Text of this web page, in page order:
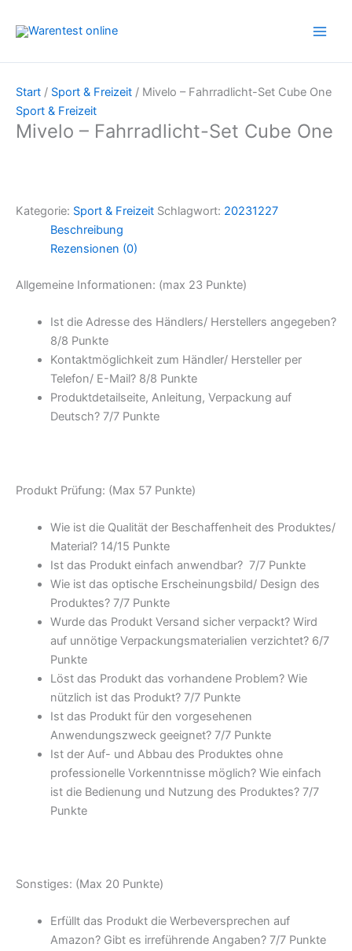
Inhalt
Start / Sport & Freizeit / Mivelo – Fahrradlicht-Set Cube One
Sport & Freizeit
Mivelo – Fahrradlicht-Set Cube One
Kategorie: Sport & Freizeit Schlagwort: 20231227
Beschreibung
Rezensionen (0)
Allgemeine Informationen: (max 23 Punkte)
Ist die Adresse des Händlers/ Herstellers angegeben?
8/8 Punkte
Kontaktmöglichkeit zum Händler/ Hersteller per
Telefon/ E-Mail? 8/8 Punkte
Produktdetailseite, Anleitung, Verpackung auf
Deutsch? 7/7 Punkte
Produkt Prüfung: (Max 57 Punkte)
Wie ist die Qualität der Beschaffenheit des Produktes/
Material? 14/15 Punkte
Ist das Produkt einfach anwendbar? 7/7 Punkte
Wie ist das optische Erscheinungsbild/ Design des
Produktes? 7/7 Punkte
Wurde das Produkt Versand sicher verpackt? Wird
auf unnötige Verpackungsmaterialien verzichtet? 6/7
Punkte
Löst das Produkt das vorhandene Problem? Wie
nützlich ist das Produkt? 7/7 Punkte
Ist das Produkt für den vorgesehenen
Anwendungszweck geeignet? 7/7 Punkte
Ist der Auf- und Abbau des Produktes ohne
professionelle Vorkenntnisse möglich? Wie einfach
ist die Bedienung und Nutzung des Produktes? 7/7
Punkte
Sonstiges: (Max 20 Punkte)
Erfüllt das Produkt die Werbeversprechen auf
Amazon? Gibt es irreführende Angaben? 7/7 Punkte